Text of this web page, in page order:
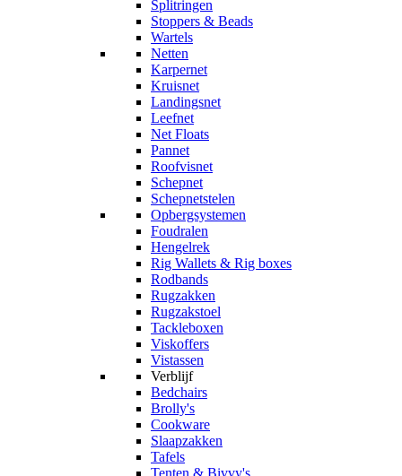
Splitringen
Stoppers & Beads
Wartels
Netten
Karpernet
Kruisnet
Landingsnet
Leefnet
Net Floats
Pannet
Roofvisnet
Schepnet
Schepnetstelen
Opbergsystemen
Foudralen
Hengelrek
Rig Wallets & Rig boxes
Rodbands
Rugzakken
Rugzakstoel
Tackleboxen
Viskoffers
Vistassen
Verblijf
Bedchairs
Brolly's
Cookware
Slaapzakken
Tafels
Tenten & Bivvy's